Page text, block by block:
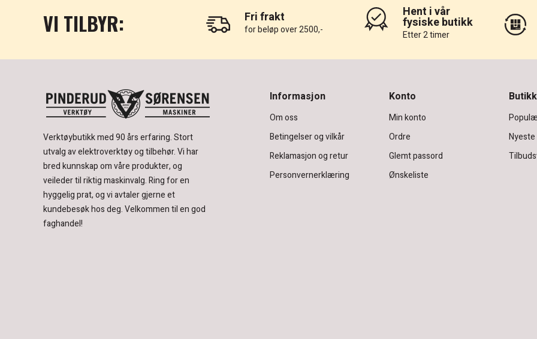
VI TILBYR: Fri frakt
for beløp over 2500,-
Hent i vår
fysiske butikk
Etter 2 timer
Verktøybutikk med 90 års erfaring.Stort
utvalg av elektroverktøy og tilbehør.Vi har
bred kunnskap om våre produkter, og
veileder til riktig maskinvalg. Ring for en
hyggelig prat, og vi avtaler gjerne et
kundebesøk hos deg.Velkommen til en god
faghandel!
Informasjon
Om oss
Betingelser og vilkår
Reklamasjon og retur
Personvernerklæring
Konto
Min konto
Ordre
Glemt passord
Ønskeliste
Butikk